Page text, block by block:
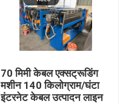
70 मिमी केबल एक्सट्रूडिंग
मशीन 140 किलोग्राम/घंटा
इंटरनेट केबल उत्पादन लाइन